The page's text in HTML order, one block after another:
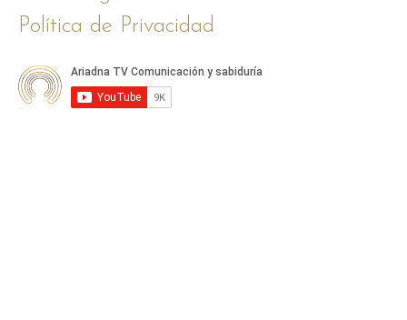
Política de Privacidad